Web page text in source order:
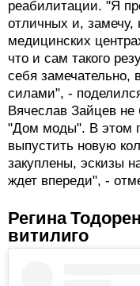
реабилитации. "Я
отличных и, замечу,
медицинских
что и сам такого
себя замечательно,
силами", -
Вячеслав Зайцев
"Дом моды". В этом
выпустить новую
закуплены, эскизы
ждет впереди", -
Регина
витилиго